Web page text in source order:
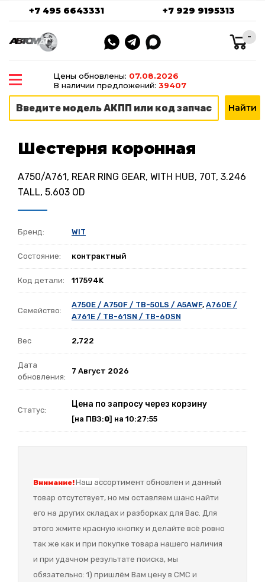
+7 495 6643331 +7 929 9195313
-
Цены обновлены: 07.08.2026
В наличии предложений: 39407
Шестерня коронная
A750/A761, REAR RING GEAR, WITH HUB, 70T, 3.246
TALL, 5.603 OD
Бренд: WIT
Состояние: контрактный
Код детали: 117594K
Семейство:
A750E / A750F / TB-50LS / A5AWF, A760E /
A761E / TB-61SN / TB-60SN
Вес 2,722
Дата
обновления:
7 Август 2026
Статус:
Цена по запросу через корзину
[на ПВЗ:0] на 10:27:55
Внимание!Наш ассортимент обновлен и данный
товар отсутствует, но мы оставляем шанс найти
его на других складах и разборках для Вас. Для
этого жмите красную кнопку и делайте всё ровно
так же как и при покупке товара нашего наличия
и при удачном результате поиска, мы
обязательно: 1) пришлём Вам цену в СМС и